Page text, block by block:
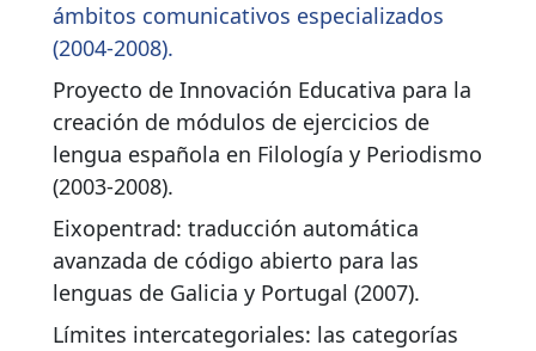
ámbitos comunicativos especializados
(2004-2008).
Proyecto de Innovación Educativa para la
creación de módulos de ejercicios de
lengua española en Filología y Periodismo
(2003-2008).
Eixopentrad: traducción automática
avanzada de código abierto para las
lenguas de Galicia y Portugal (2007).
Límites intercategoriales: las categorías